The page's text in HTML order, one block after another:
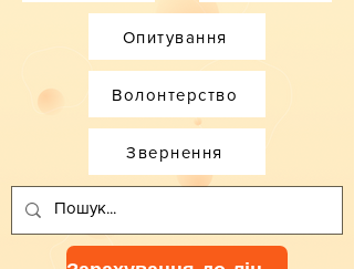
Опитування
Волонтерство
Звернення